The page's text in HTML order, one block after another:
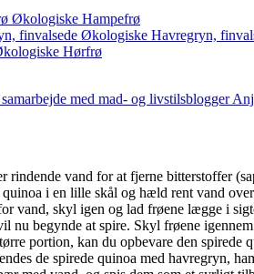
Økologiske Hampefrø
Økologiske Havregryn,
Hørfrø
med mad- og livstilsblogger
rindende vand for at fjerne bitterstoffer
i en lille skål og hæld rent vand
vand, skyl igen og lad frøene lægge i
nu begynde at spire. Skyl frøene
portion, kan du opbevare den spirede
de spirede quinoa med havregryn,